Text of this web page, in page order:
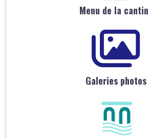
Menu de la
Galeries photos